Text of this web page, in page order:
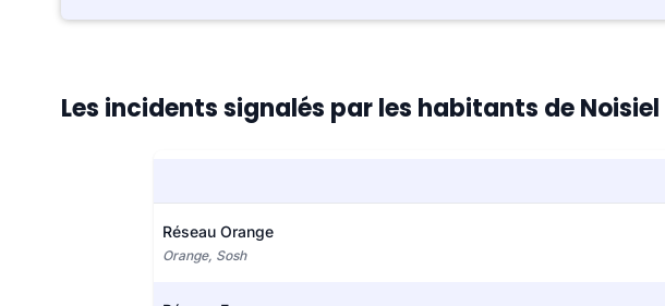
Les incidents signalés par les habitants de Noisiel
Réseau Orange
Orange, Sosh